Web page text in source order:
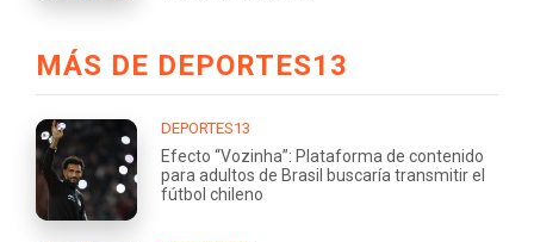
MÁS DE DEPORTES13
DEPORTES13
Efecto “Vozinha”: Plataforma de contenido
para adultos de Brasil buscaría transmitir el
fútbol chileno